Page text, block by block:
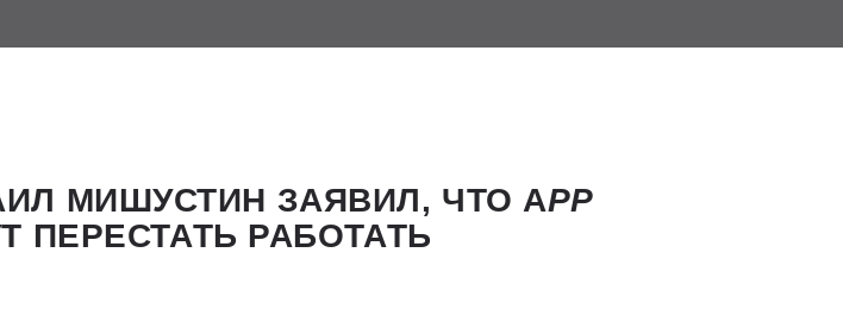
МИШУСТИН ЗАЯВИЛ, ЧТО АPP
ПЕРЕСТАТЬ РАБОТАТЬ